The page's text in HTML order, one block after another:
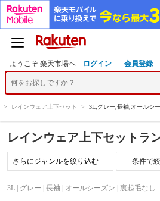
ようこそ 楽天市場へ ログイン 会員登録
> レインウェア上下セット > 3L,グレー,長袖,オールシ
レインウェア上下セットラ
条件で
3L | グレー | 長袖 | オールシーズン | 裏起毛なし